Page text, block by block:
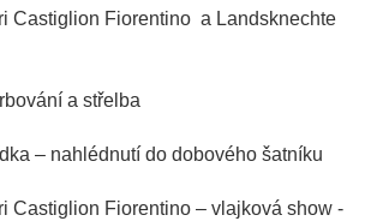
Castiglion Fiorentino a Landsknechte
a střelba
– nahlédnutí do dobového šatníku
Castiglion Fiorentino – vlajková show -